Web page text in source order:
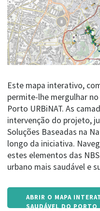
identified issues,
multifunctional
potential for
recognized by the
that the Municipality
Este mapa interativo,
permite-lhe mergulhar
Porto URBiNAT. As
intervenção do projeto,
Soluções Baseadas na
longo da iniciativa.
estes elementos das
urbano mais saudável e
ABRIR O MAPA
SAUDÁVEL DO PORTO